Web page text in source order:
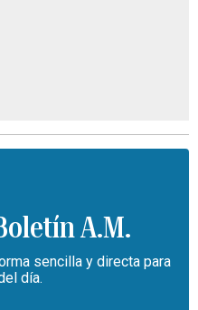
A.M.
sencilla y directa para
día.